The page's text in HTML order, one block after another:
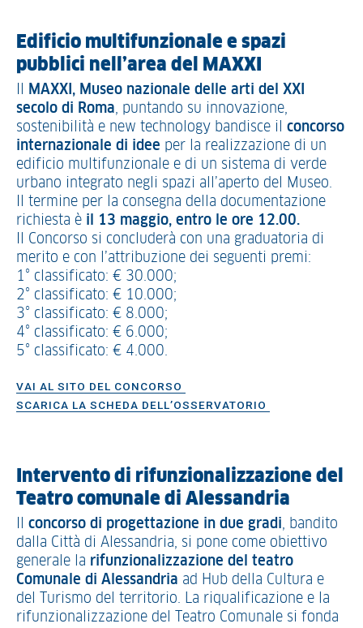
Edificio multifunzionale e spazi
pubblici nell’area del MAXXI
MAXXI, Museo nazionale delle arti del XXI
secolo di Roma, puntando su innovazione,
sostenibilità e new technology bandisce il concorso
internazionale di idee per la realizzazione di un
edificio multifunzionale e di un sistema di verde
urbano integrato negli spazi all’aperto del Museo.
Il termine per la consegna della documentazione
richiesta è il 13 maggio, entro le ore 12.00.
Il Concorso si concluderà con una graduatoria di
merito e con l’attribuzione dei seguenti premi:
1° classificato: € 30.000;
2° classificato: € 10.000;
3° classificato: € 8.000;
4° classificato: € 6.000;
5° classificato: € 4.000.
VAI AL SITO DEL CONCORSO
SCARICA LA SCHEDA DELL’OSSERVATORIO
Intervento di rifunzionalizzazione del
Teatro comunale di Alessandria
concorso di progettazione in due gradi, bandito
dalla Città di Alessandria, si pone come obiettivo
generale la rifunzionalizzazione del teatro
Comunale di Alessandria ad Hub della Cultura e
del Turismo del territorio. La riqualificazione e la
rifunzionalizzazione del Teatro Comunale si fonda